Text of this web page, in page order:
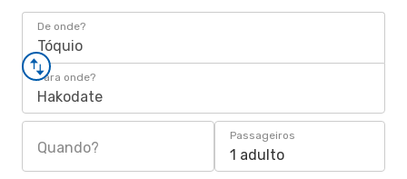
De onde?
Tóquio
Para onde?
Hakodate
Quando?
Passageiros
1 adulto